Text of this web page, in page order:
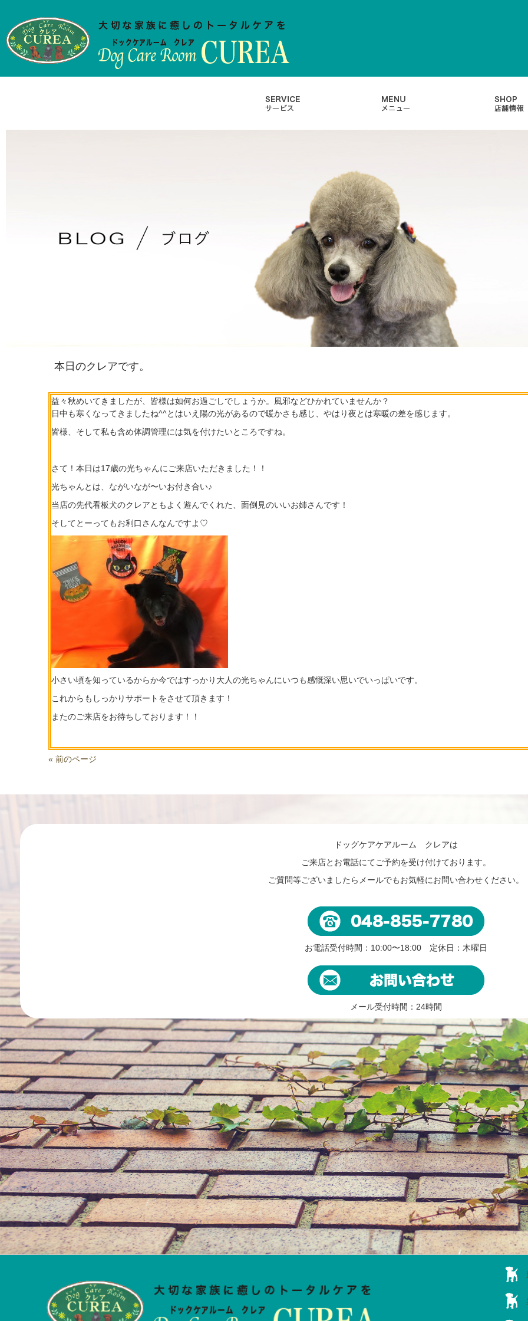
本日のクレアです。
益々秋めいてきましたが、皆様は如何お過ごしでしょうか。風邪などひかれていませんか？
日中も寒くなってきましたね^^とはいえ陽の光があるので暖かさも感じ、やはり夜とは寒暖の差を感じます。
皆様、そして私も含め体調管理には気を付けたいところですね。
さて！本日は17歳の光ちゃんにご来店いただきました！！
光ちゃんとは、ながいなが〜いお付き合い♪
当店の先代看板犬のクレアともよく遊んでくれた、面倒見のいいお姉さんです！
そしてとーってもお利口さんなんですよ♡
小さい頃を知っているからか今ではすっかり大人の光ちゃんにいつも感慨深い思いでいっぱいです。
これからもしっかりサポートをさせて頂きます！
またのご来店をお待ちしております！！
« 前のページ
ドッグケアケアルーム クレアは
ご来店とお電話にてご予約を受け付けております。
ご質問等ございましたらメールでもお気軽にお問い合わせください。
お電話受付時間：10:00〜18:00 定休日：木曜日
メール受付時間：24時間